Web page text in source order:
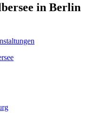
in Berlin